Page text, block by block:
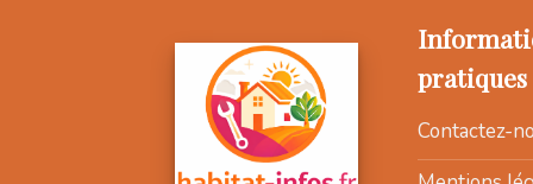
pratiques
Contactez-